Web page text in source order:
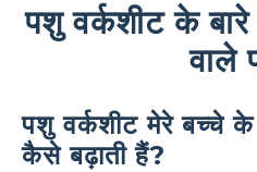
पशु वर्कशीट के
वाले
पशु वर्कशीट मेरे बच्चे
कैसे बढ़ाती हैं?